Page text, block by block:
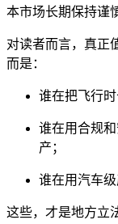
本市场长期保持谨
对读者而言，真正
而是：
谁在把飞行
谁在用合规
产；
谁在用汽车
这些，才是地方立